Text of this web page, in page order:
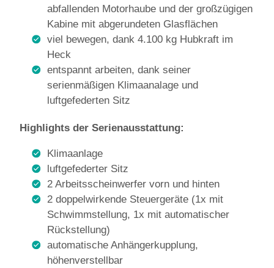
abfallenden Motorhaube und der großzügigen
Kabine mit abgerundeten Glasflächen
viel bewegen, dank 4.100 kg Hubkraft im
Heck
entspannt arbeiten, dank seiner
serienmäßigen Klimaanalage und
luftgefederten Sitz
Highlights der Serienausstattung:
Klimaanlage
luftgefederter Sitz
2 Arbeitsscheinwerfer vorn und hinten
2 doppelwirkende Steuergeräte (1x mit
Schwimmstellung, 1x mit automatischer
Rückstellung)
automatische Anhängerkupplung,
höhenverstellbar